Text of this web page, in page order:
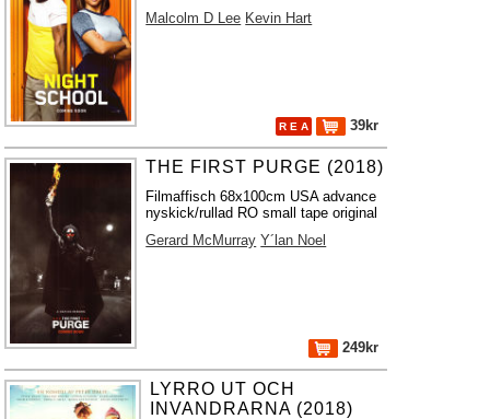
Malcolm D Lee Kevin Hart
R E A 39kr
THE FIRST PURGE (2018)
Filmaffisch 68x100cm USA advance
nyskick/rullad RO small tape original
Gerard McMurray Y´lan Noel
249kr
LYRRO UT OCH
INVANDRARNA (2018)